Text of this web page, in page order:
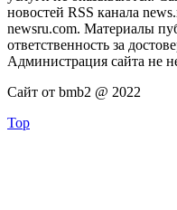
новостей RSS канала
newsru.com. Материалы
ответственность за
Администрация сайта не
Сайт от bmb2 @ 2022
Top